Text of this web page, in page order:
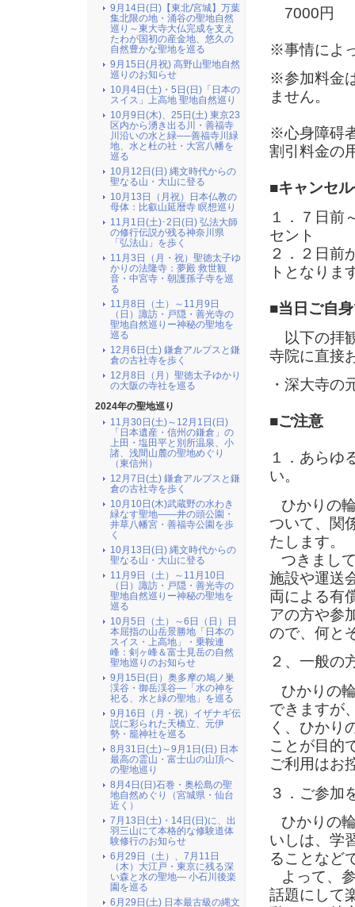
7000円
※事情によ
※参加料金
ません。
※心身障碍
割引料金の
■キャンセ
１．７日前
セント
２．２日前
トとなりま
■当日ご自
以下の拝
寺院に直接
・深大寺の
■ご注意
１．あらゆ
い。
ひかりの
ついて、関
たします。
つきまし
施設や運送
両による有
アの方や参
ので、何と
２、一般の
ひかりの
できますが
く、ひかり
ことが目的
ご利用はお
３．ご参加
ひかりの
いしは、学
ることなど
よって、
話題にして
9月14日(日)【東北/宮城】万葉
集北限の地・涌谷の聖地自然
巡り～東大寺大仏完成を支え
たわが国初の産金地、悠久の
自然豊かな聖地を巡る
9月15日(月祝) 高野山聖地自然
巡りのお知らせ
10月4日(土)・5日(日)「日本の
スイス」上高地 聖地自然巡り
10月9日(木)、25日(土) 東京23
区内から湧き出る川・善福寺
川沿いの水と緑──善福寺川緑
地、水と杜の社・大宮八幡を
巡る
10月12日(日) 縄文時代からの
聖なる山・大山に登る
10月13日（月祝）日本仏教の
母体：比叡山延暦寺 瞑想巡り
11月1日(土)･2日(日) 弘法大師
の修行伝説が残る神奈川県
「弘法山」を歩く
11月3日（月・祝）聖徳太子ゆ
かりの法隆寺：夢殿 救世観
音・中宮寺・朝護孫子寺を巡
る
11月8日（土）～11月9日
（日）諏訪・戸隠・善光寺の
聖地自然巡りー神秘の聖地を
巡る
12月6日(土) 鎌倉アルプスと鎌
倉の古社寺を歩く
12月8日（月）聖徳太子ゆかり
の大阪の寺社を巡る
2024年の聖地巡り
11月30日(土)～12月1日(日)
「日本遺産・信州の鎌倉」の
上田・塩田平と別所温泉、小
諸、浅間山麓の聖地めぐり
（東信州）
12月7日(土) 鎌倉アルプスと鎌
倉の古社寺を歩く
10月10日(木)武蔵野の水わき
緑なす聖地――井の頭公園・
井草八幡宮・善福寺公園を歩
く
10月13日(日) 縄文時代からの
聖なる山・大山に登る
11月9日（土）～11月10日
（日）諏訪・戸隠・善光寺の
聖地自然巡りー神秘の聖地を
巡る
10月5日（土）～6日（日）日
本屈指の山岳景勝地「日本の
スイス・上高地」・乗鞍連
峰：剣ヶ峰＆富士見岳の自然
聖地巡りのお知らせ
9月15日(日）奥多摩の鳩ノ巣
渓谷・御岳渓谷―「水の神を
祀る、水と緑の聖地」を巡る
9月16日（月・祝）イザナギ伝
説に彩られた天橋立、元伊
勢・籠神社を巡る
8月31日(土)～9月1日(日) 日本
最高の霊山・富士山の山頂へ
の聖地巡り
8月4日(日)石巻・奥松島の聖
地自然めぐり（宮城県・仙台
近く）
7月13日(土)・14日(日)に、出
羽三山にて本格的な修験道体
験修行のお知らせ
6月29日（土）、7月11日
（木）大江戸・東京に残る深
い森と水の聖地― 小石川後楽
園を巡る
6月29日(土) 日本最古級の縄文